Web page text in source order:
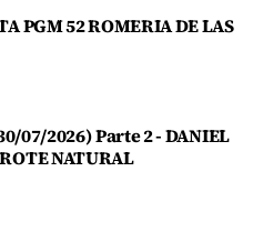
PGM 52 ROMERIA DE LAS
07/2026) Parte 2 - DANIEL
NATURAL